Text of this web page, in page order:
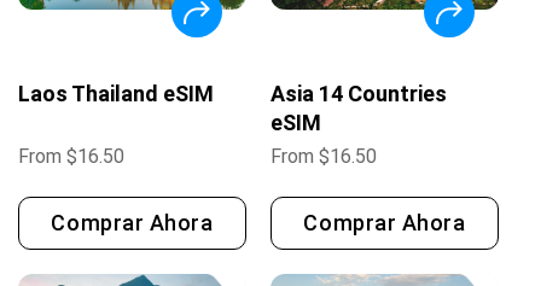
Laos Thailand eSIM
From $16.50
Comprar Ahora
Asia 14 Countries
eSIM
From $16.50
Comprar Ahora